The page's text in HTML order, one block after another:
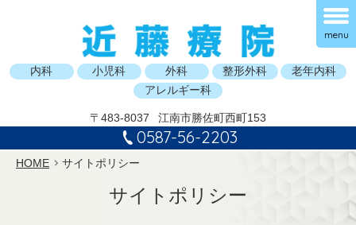
内科 小児科 外科 整形外科
老年内科
アレルギー科
〒483-8037 江南市勝佐町西町153
0587-56-2203
menu
HOME サイトポリシー
サイトポリシー